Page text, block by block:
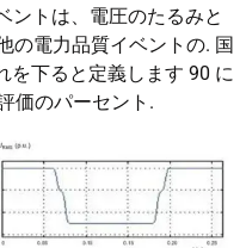
ントは、電圧のたるみと
の電力品質イベントの. 国
を下ると定義します 90 に
価のパーセント.